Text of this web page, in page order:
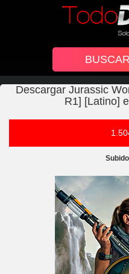
Descargar Jurassic
R1] [Latino]